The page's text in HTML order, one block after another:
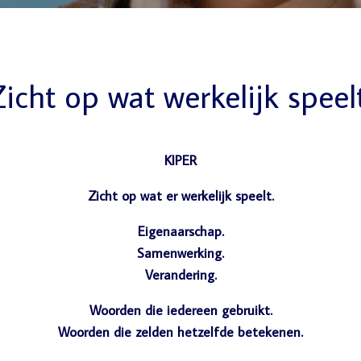
op wat werkelijk
KIPER
Zicht op wat er werkelijk speelt.
Eigenaarschap.
Samenwerking.
Verandering.
Woorden die iedereen gebruikt.
Woorden die zelden hetzelfde betekenen.